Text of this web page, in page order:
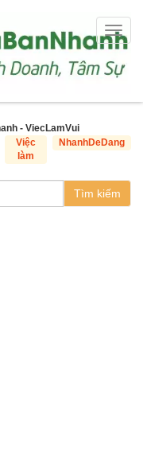
- ViecLamVui
Việc
làm
NhanhDeDang
Tìm kiếm